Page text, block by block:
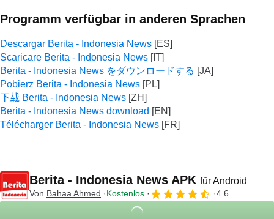
Programm verfügbar in anderen Sprachen
Descargar Berita - Indonesia News
Scaricare Berita - Indonesia News
Berita - Indonesia News をダウンロードする
Pobierz Berita - Indonesia News
下载 Berita - Indonesia News
Berita - Indonesia News download
Télécharger Berita - Indonesia News
Berita - Indonesia News APK für Android
Von Bahaa Ahmed Kostenlos 4.6